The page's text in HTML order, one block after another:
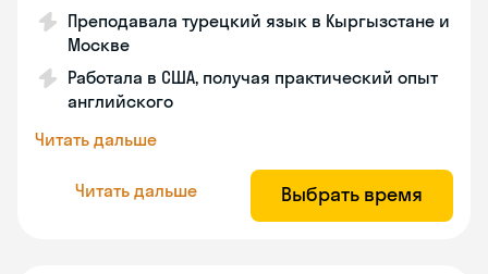
Преподавала турецкий язык в Кыргызстане и
Москве
Работала в США, получая практический опыт
английского
Читать дальше
Читать дальше Выбрать время